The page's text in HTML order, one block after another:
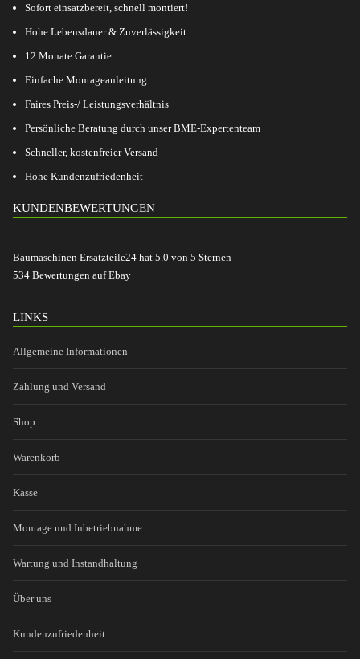
Sofort einsatzbereit, schnell montiert!
Hohe Lebensdauer & Zuverlässigkeit
12 Monate Garantie
Einfache Montageanleitung
Faires Preis-/ Leistungsverhältnis
Persönliche Beratung durch unser BME-Expertenteam
Schneller, kostenfreier Versand
Hohe Kundenzufriedenheit
KUNDENBEWERTUNGEN
Baumaschinen Ersatzteile24 hat 5.0 von 5 Sternen
534 Bewertungen auf Ebay
LINKS
Allgemeine Informationen
Zahlung und Versand
Shop
Warenkorb
Kasse
Montage und Inbetriebnahme
Wartung und Instandhaltung
Über uns
Kundenzufriedenheit